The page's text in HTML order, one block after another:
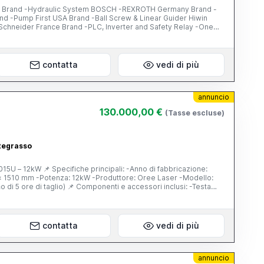
-Hydraulic System BOSCH -REXROTH Germany Brand -
-Pump First USA Brand -Ball Screw & Linear Guider Hiwin
France Brand -PLC, Inverter and Safety Relay -One
lineari: Hiwin -Impianto elettrico: Schneider Electric (Francia)
set di punzone e matrice standard
contatta vedi di più
annuncio
130.000,00 € (Tasse escluse)
-Anno di fabbricazione:
e accessori inclusi: -Testa
d’aria -Sistema di esaustione (tubi di esaustione) 📌
contatta vedi di più
annuncio